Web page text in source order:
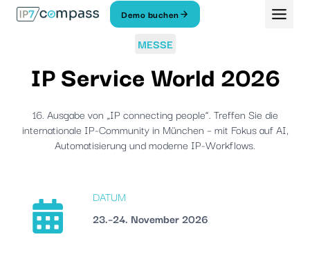
Zum
Inhalt
Demo buchen
MESSE
IP Service World 2026
16. Ausgabe von „IP connecting people“. Treffen Sie die
internationale IP-Community in München – mit Fokus auf AI,
Automatisierung und moderne IP-Workflows.
DATUM
23.–24. November 2026